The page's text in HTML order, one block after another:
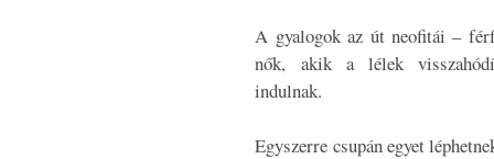
A gyalogok az út neofitái –
nők, akik a lélek
indulnak.
Egyszerre csupán egyet